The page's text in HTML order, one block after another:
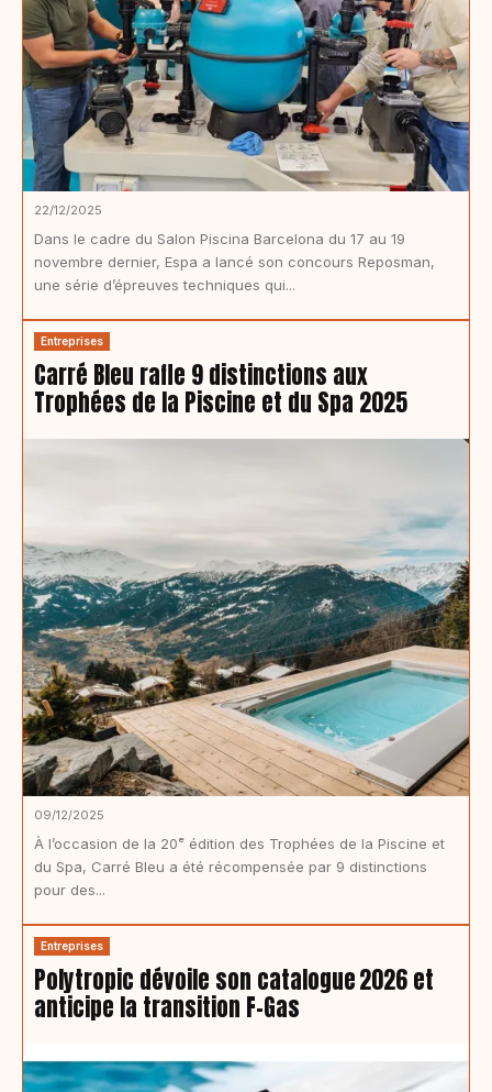
22/12/2025
Dans le cadre du Salon Piscina Barcelona du 17 au 19
novembre dernier, Espa a lancé son concours Reposman,
une série d’épreuves techniques qui...
Entreprises
Carré Bleu rafle 9 distinctions aux
Trophées de la Piscine et du Spa 2025
09/12/2025
À l’occasion de la 20ᵉ édition des Trophées de la Piscine et
du Spa, Carré Bleu a été récompensée par 9 distinctions
pour des...
Entreprises
Polytropic dévoile son catalogue 2026 et
anticipe la transition F-Gas